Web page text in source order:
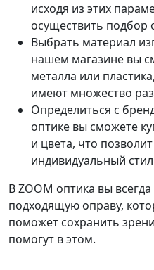
исходя из этих
осуществить подбор
Выбрать материал
нашем магазине вы
металла или
имеют множество
Определиться с
оптике вы сможете
и цвета, что
индивидуальный
В ZOOM оптика вы
подходящую оправу,
поможет сохранить
помогут в этом.